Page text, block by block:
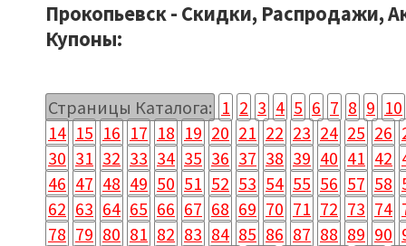
Прокопьевск - Скидки, Распродажи,
Купоны:
Страницы Каталога: 1 2 3 4 5 6 7 8 9 10
14 15 16 17 18 19 20 21 22 23 24 25 26
30 31 32 33 34 35 36 37 38 39 40 41 42
46 47 48 49 50 51 52 53 54 55 56 57 58
62 63 64 65 66 67 68 69 70 71 72 73 74
78 79 80 81 82 83 84 85 86 87 88 89 90